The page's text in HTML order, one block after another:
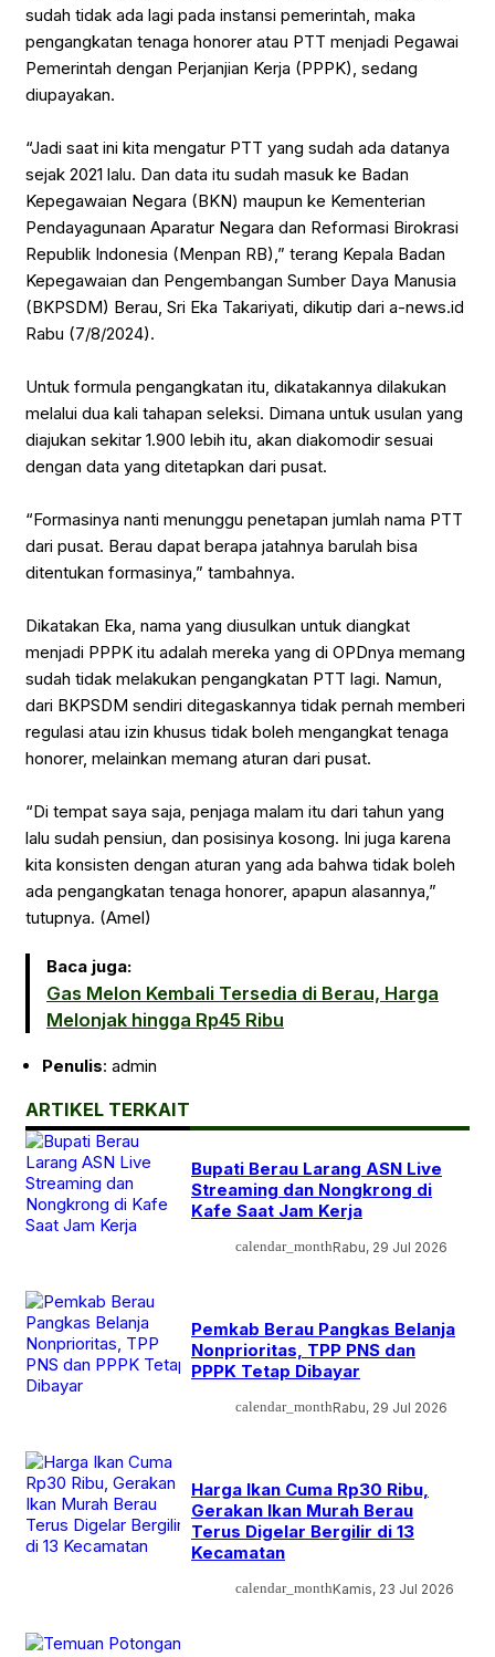
sudah tidak ada lagi pada instansi pemerintah, maka
pengangkatan tenaga honorer atau PTT menjadi Pegawai
Pemerintah dengan Perjanjian Kerja (PPPK), sedang
diupayakan.
“Jadi saat ini kita mengatur PTT yang sudah ada datanya
sejak 2021 lalu. Dan data itu sudah masuk ke Badan
Kepegawaian Negara (BKN) maupun ke Kementerian
Pendayagunaan Aparatur Negara dan Reformasi Birokrasi
Republik Indonesia (Menpan RB),” terang Kepala Badan
Kepegawaian dan Pengembangan Sumber Daya Manusia
(BKPSDM) Berau, Sri Eka Takariyati, dikutip dari a-news.id
Rabu (7/8/2024).
Untuk formula pengangkatan itu, dikatakannya dilakukan
melalui dua kali tahapan seleksi. Dimana untuk usulan yang
diajukan sekitar 1.900 lebih itu, akan diakomodir sesuai
dengan data yang ditetapkan dari pusat.
“Formasinya nanti menunggu penetapan jumlah nama PTT
dari pusat. Berau dapat berapa jatahnya barulah bisa
ditentukan formasinya,” tambahnya.
Dikatakan Eka, nama yang diusulkan untuk diangkat
menjadi PPPK itu adalah mereka yang di OPDnya memang
sudah tidak melakukan pengangkatan PTT lagi. Namun,
dari BKPSDM sendiri ditegaskannya tidak pernah memberi
regulasi atau izin khusus tidak boleh mengangkat tenaga
honorer, melainkan memang aturan dari pusat.
“Di tempat saya saja, penjaga malam itu dari tahun yang
lalu sudah pensiun, dan posisinya kosong. Ini juga karena
kita konsisten dengan aturan yang ada bahwa tidak boleh
ada pengangkatan tenaga honorer, apapun alasannya,”
tutupnya. (Amel)
Baca juga:
Gas Melon Kembali Tersedia di Berau, Harga
Melonjak hingga Rp45 Ribu
Penulis: admin
ARTIKEL TERKAIT
Bupati Berau Larang ASN Live
Streaming dan Nongkrong di
Kafe Saat Jam Kerja
calendar_monthRabu, 29 Jul 2026
Pemkab Berau Pangkas Belanja
Nonprioritas, TPP PNS dan
PPPK Tetap Dibayar
calendar_monthRabu, 29 Jul 2026
Harga Ikan Cuma Rp30 Ribu,
Gerakan Ikan Murah Berau
Terus Digelar Bergilir di 13
Kecamatan
calendar_monthKamis, 23 Jul 2026